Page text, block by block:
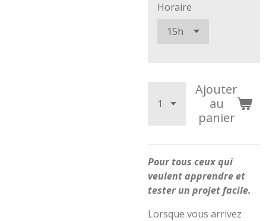
Horaire
Ajouter
au
panier
Pour tous ceux qui
veulent apprendre et
tester un projet facile.
Lorsque vous arrivez